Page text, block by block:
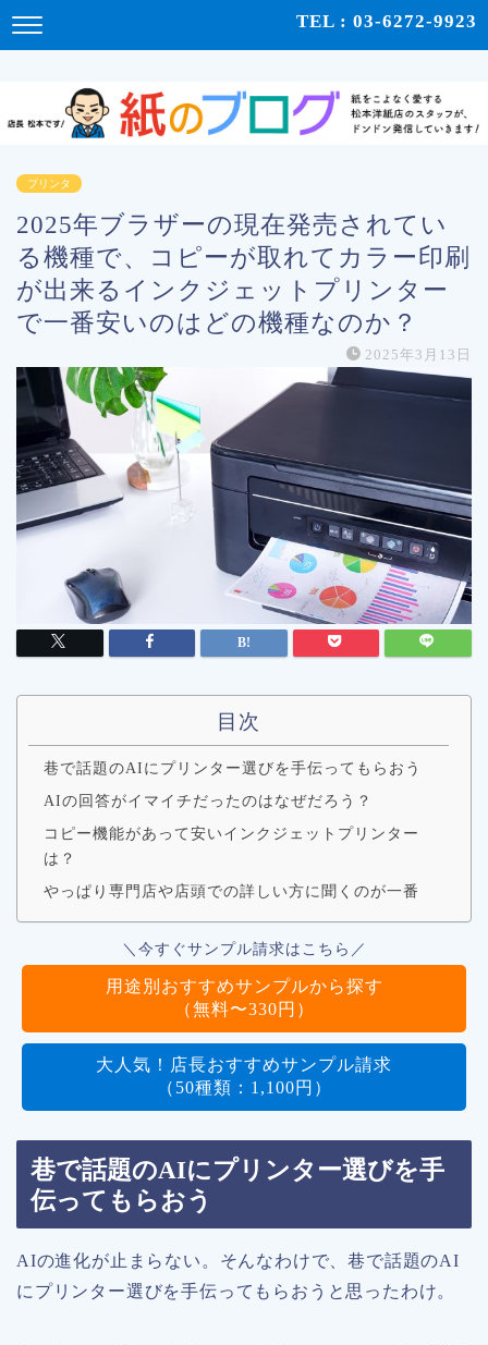
TEL : 03-6272-9923
プリンタ
2025年ブラザーの現在発売されてい
る機種で、コピーが取れてカラー印刷
が出来るインクジェットプリンター
で一番安いのはどの機種なのか？
2025年3月13日
目次
巷で話題のAIにプリンター選びを手伝ってもらおう
AIの回答がイマイチだったのはなぜだろう？
コピー機能があって安いインクジェットプリンター
は？
やっぱり専門店や店頭での詳しい方に聞くのが一番
＼今すぐサンプル請求はこちら／
用途別おすすめサンプルから探す
（無料〜330円）
大人気！店長おすすめサンプル請求
（50種類：1,100円）
巷で話題のAIにプリンター選びを手
伝ってもらおう
AIの進化が止まらない。そんなわけで、巷で話題のAI
にプリンター選びを手伝ってもらおうと思ったわけ。